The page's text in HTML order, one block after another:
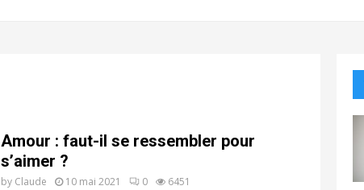
Amour : faut-il se ressembler pour
s’aimer ?
by Claude 10 mai 2021 0 6451